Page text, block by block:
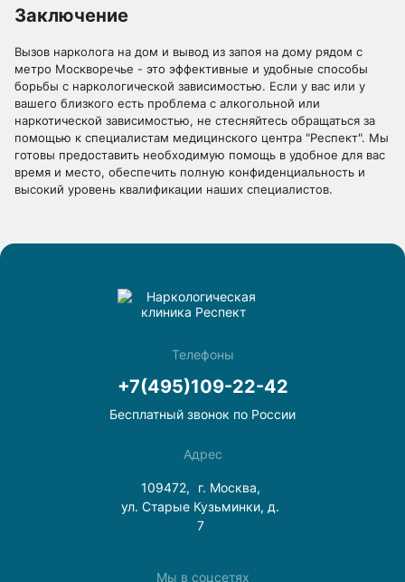
Заключение
Вызов нарколога на дом и вывод из запоя на дому рядом с
метро Москворечье - это эффективные и удобные способы
борьбы с наркологической зависимостью. Если у вас или у
вашего близкого есть проблема с алкогольной или
наркотической зависимостью, не стесняйтесь обращаться за
помощью к специалистам медицинского центра "Респект". Мы
готовы предоставить необходимую помощь в удобное для вас
время и место, обеспечить полную конфиденциальность и
высокий уровень квалификации наших специалистов.
Телефоны
+7(495)109-22-42
Бесплатный звонок по России
Адрес
109472,
г. Москва,
ул. Старые Кузьминки, д.
7
Мы в соцсетях